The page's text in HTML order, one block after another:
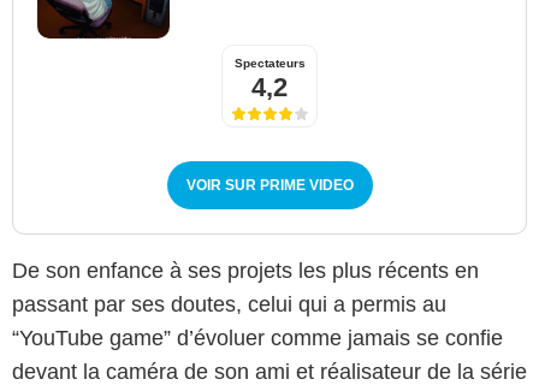
Spectateurs
4,2
VOIR SUR PRIME VIDEO
De son enfance à ses projets les plus récents en
passant par ses doutes, celui qui a permis au
“YouTube game” d’évoluer comme jamais se confie
devant la caméra de son ami et réalisateur de la série